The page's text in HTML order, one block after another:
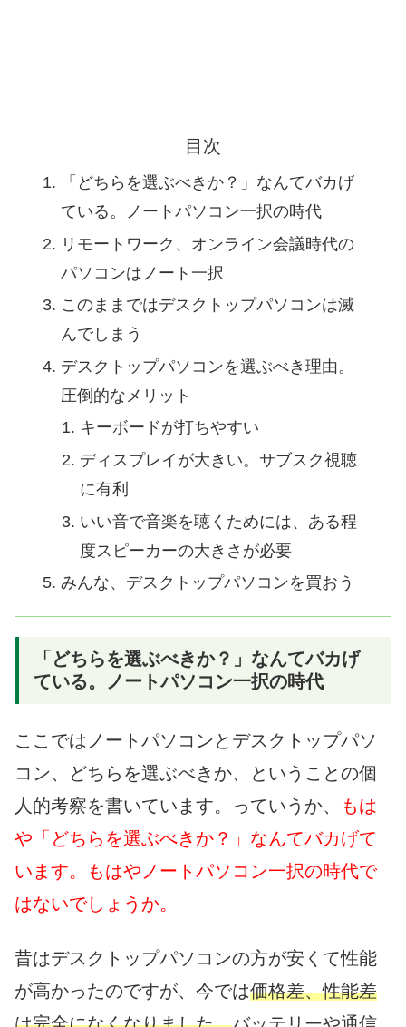
目次
「どちらを選ぶべきか？」なんてバカげ
ている。ノートパソコン一択の時代
リモートワーク、オンライン会議時代の
パソコンはノート一択
このままではデスクトップパソコンは滅
んでしまう
デスクトップパソコンを選ぶべき理由。
圧倒的なメリット
キーボードが打ちやすい
ディスプレイが大きい。サブスク視聴
に有利
いい音で音楽を聴くためには、ある程
度スピーカーの大きさが必要
みんな、デスクトップパソコンを買おう
「どちらを選ぶべきか？」なんてバカげ
ている。ノートパソコン一択の時代
ここではノートパソコンとデスクトップパソ
コン、どちらを選ぶべきか、ということの個
人的考察を書いています。っていうか、
もは
や「どちらを選ぶべきか？」なんてバカげて
います。もはやノートパソコン一択の時代で
はないでしょうか。
昔はデスクトップパソコンの方が安くて性能
が高かったのですが、今では価格差、性能差
は完全になくなりました。バッテリーや通信